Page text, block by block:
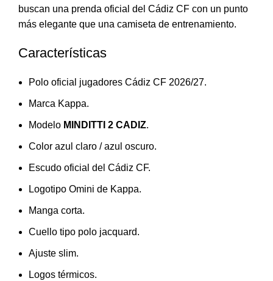
buscan una prenda oficial del Cádiz CF con un punto
más elegante que una camiseta de entrenamiento.
Características
Polo oficial jugadores Cádiz CF 2026/27.
Marca Kappa.
Modelo MINDITTI 2 CADIZ.
Color azul claro / azul oscuro.
Escudo oficial del Cádiz CF.
Logotipo Omini de Kappa.
Manga corta.
Cuello tipo polo jacquard.
Ajuste slim.
Logos térmicos.